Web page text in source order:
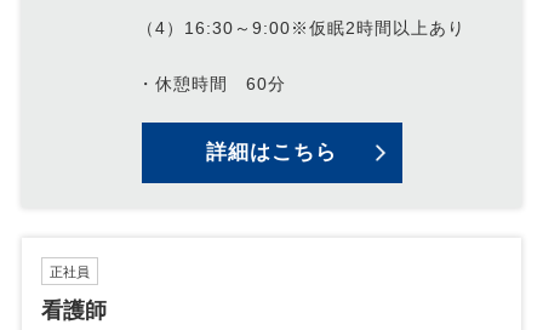
（4）16:30～9:00※仮眠2時間以上あり
・休憩時間 60分
詳細はこちら
正社員
看護師